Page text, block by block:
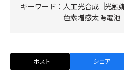
キーワード： 人工光合成 光触
色素増感太陽電池
ポスト シェア